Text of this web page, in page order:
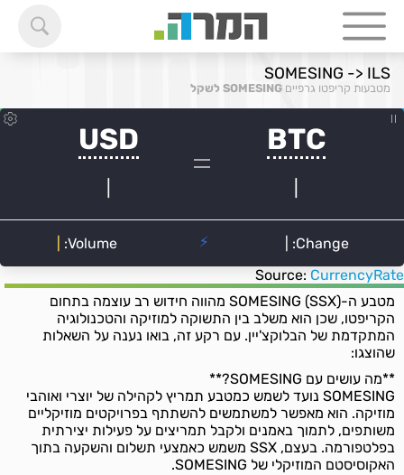
SOMESING -> ILS
מטבעות קריפטו גרפיים SOMESING לשקל
Source: CurrencyRate
מטבע ה-SOMESING (SSX) מהווה חידוש רב עוצמה בתחום
הקריפטו, שכן הוא משלב בין התשוקה למוזיקה והטכנולוגיה
המתקדמת של הבלוקצ'יין. עם רקע זה, בואו נענה על השאלות
שהוצגו:
**מה עושים עם SOMESING?**
SOMESING נועד לשמש כמטבע תמריץ לקהילה של יוצרי ואוהבי
מוזיקה. הוא מאפשר למשתמשים להשתתף בפרויקטים מוזיקליים
משותפים, לתמוך באמנים ולקבל תמריצים על פעילות יצירתית
בפלטפורמה. בעצם, SSX משמש כאמצעי תשלום והשקעה בתוך
האקוסיסטם המוזיקלי של SOMESING.